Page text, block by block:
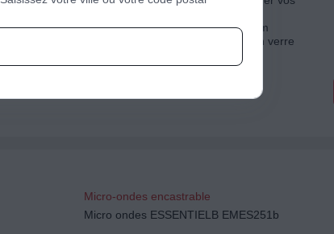
L x H x P : 59.5 x 45.5 x 56.7 cm
Diamètre du plateau : 36 cm en verre
Micro-ondes encastrable
Micro ondes ESSENTIELB EMES251b